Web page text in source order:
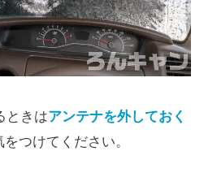
ときはアンテナを外しておく
つけてください。